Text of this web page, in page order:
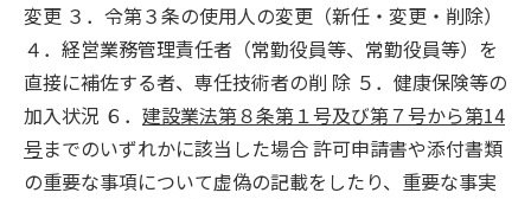
変更 ３．令第３条の使用人の変更（新任・変更・削除）
４．経営業務管理責任者（常勤役員等、常勤役員等）を
直接に補佐する者、専任技術者の削 除 ５．健康保険等の
加入状況 ６． 建設業法第８条第１号及び第７号から第14
号までのいずれかに該当した場合 許可申請書や添付書類
の重要な事項について虚偽の記載をしたり、重要な事実